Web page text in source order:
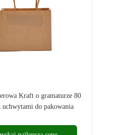
Kraft o gramaturze 80
uchwytami do pakowania